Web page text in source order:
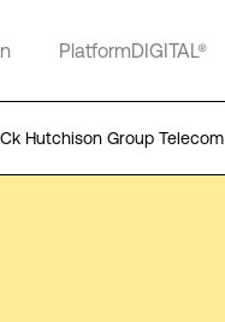
PlatformDIGITAL®
Ck Hutchison Group Telecom